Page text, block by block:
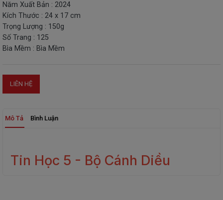
THIẾT
BỊ
STEM
Năm Xuất Bản : 2024
Kích Thước : 24 x 17 cm
Trọng Lượng : 150g
Số Trang : 125
Bìa Mềm : Bìa Mềm
LIÊN HỆ
Mô Tả Bình Luận
Tin Học 5 - Bộ Cánh Diều